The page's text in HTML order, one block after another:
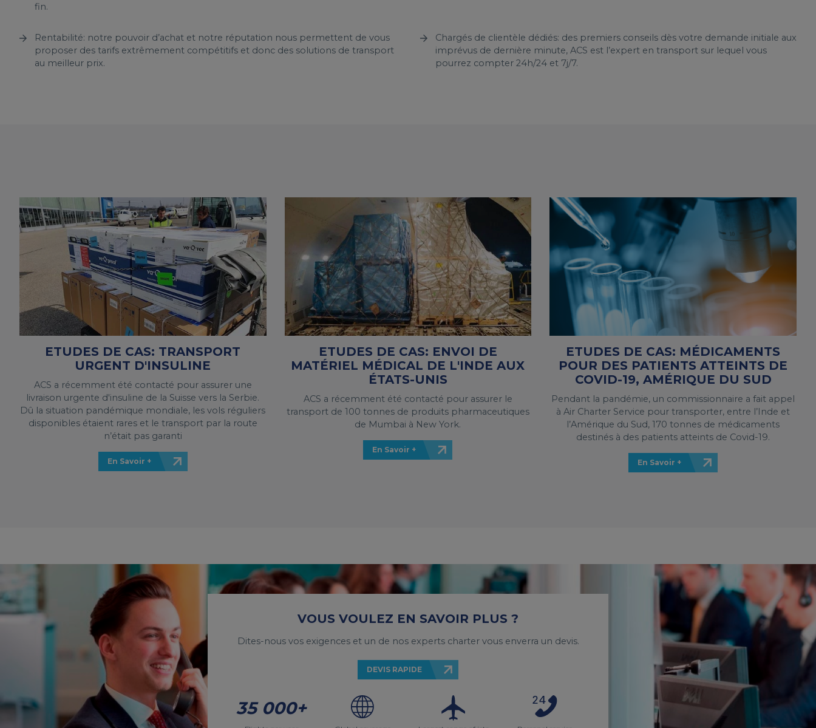
fin.
Rentabilité: notre pouvoir d’achat et notre réputation nous permettent de vous
proposer des tarifs extrêmement compétitifs et donc des solutions de transport
au meilleur prix.
Chargés de clientèle dédiés: des premiers conseils dès votre demande initiale aux
imprévus de dernière minute, ACS est l’expert en transport sur lequel vous
pourrez compter 24h/24 et 7j/7.
ETUDES DE CAS: TRANSPORT
URGENT D'INSULINE
ACS a récemment été contacté pour assurer une
livraison urgente d'insuline de la Suisse vers la Serbie.
Dû la situation pandémique mondiale, les vols réguliers
disponibles étaient rares et le transport par la route
n’était pas garanti
En Savoir +
ETUDES DE CAS: ENVOI DE
MATÉRIEL MÉDICAL DE L'INDE AUX
ÉTATS-UNIS
ACS a récemment été contacté pour assurer le
transport de 100 tonnes de produits pharmaceutiques
de Mumbai à New York.
En Savoir +
ETUDES DE CAS: MÉDICAMENTS
POUR DES PATIENTS ATTEINTS DE
COVID-19, AMÉRIQUE DU SUD
Pendant la pandémie, un commissionnaire a fait appel
à Air Charter Service pour transporter, entre l’Inde et
l’Amérique du Sud, 170 tonnes de médicaments
destinés à des patients atteints de Covid-19.
En Savoir +
VOUS VOULEZ EN SAVOIR PLUS ?
Dites-nous vos exigences et un de nos experts charter vous enverra un devis.
DEVIS RAPIDE
35 000+